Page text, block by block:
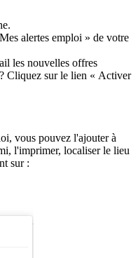
alertes emploi » de votre
les nouvelles offres
Cliquez sur le lien « Activer
vous pouvez l'ajouter à
l'imprimer, localiser le lieu
sur :